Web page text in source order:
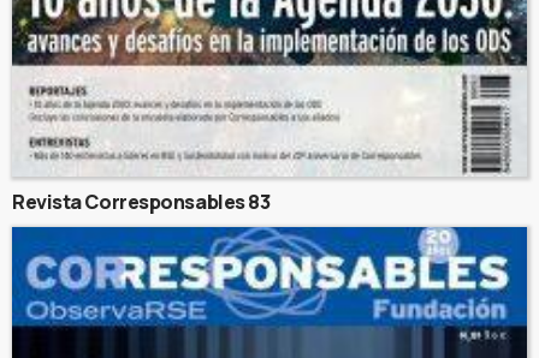
Revista Corresponsables 83